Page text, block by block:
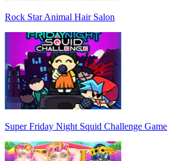
Rock Star Animal Hair Salon
Super Friday Night Squid Challenge Game